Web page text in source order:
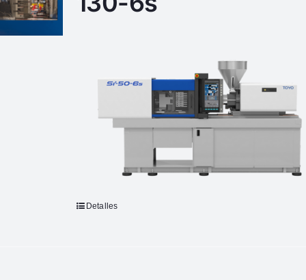
Detalles